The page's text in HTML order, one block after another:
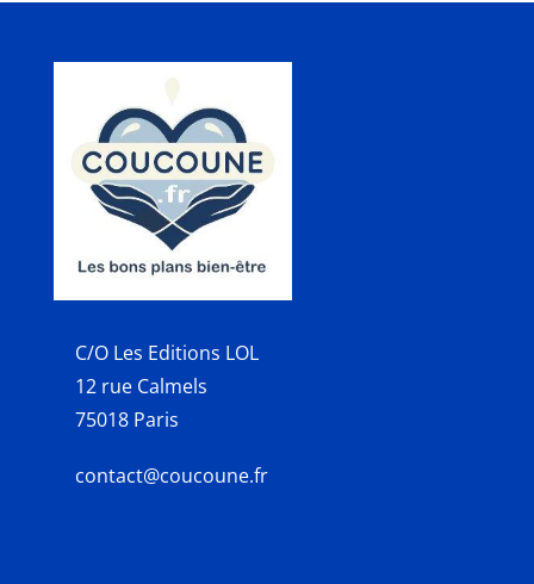
C/O Les Editions LOL
12 rue Calmels
75018 Paris
contact@coucoune.fr